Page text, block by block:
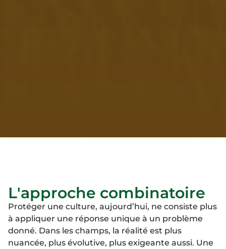
L'approche combinatoire
Protéger une culture, aujourd’hui, ne consiste plus
à appliquer une réponse unique à un problème
donné. Dans les champs, la réalité est plus
nuancée, plus évolutive, plus exigeante aussi. Une